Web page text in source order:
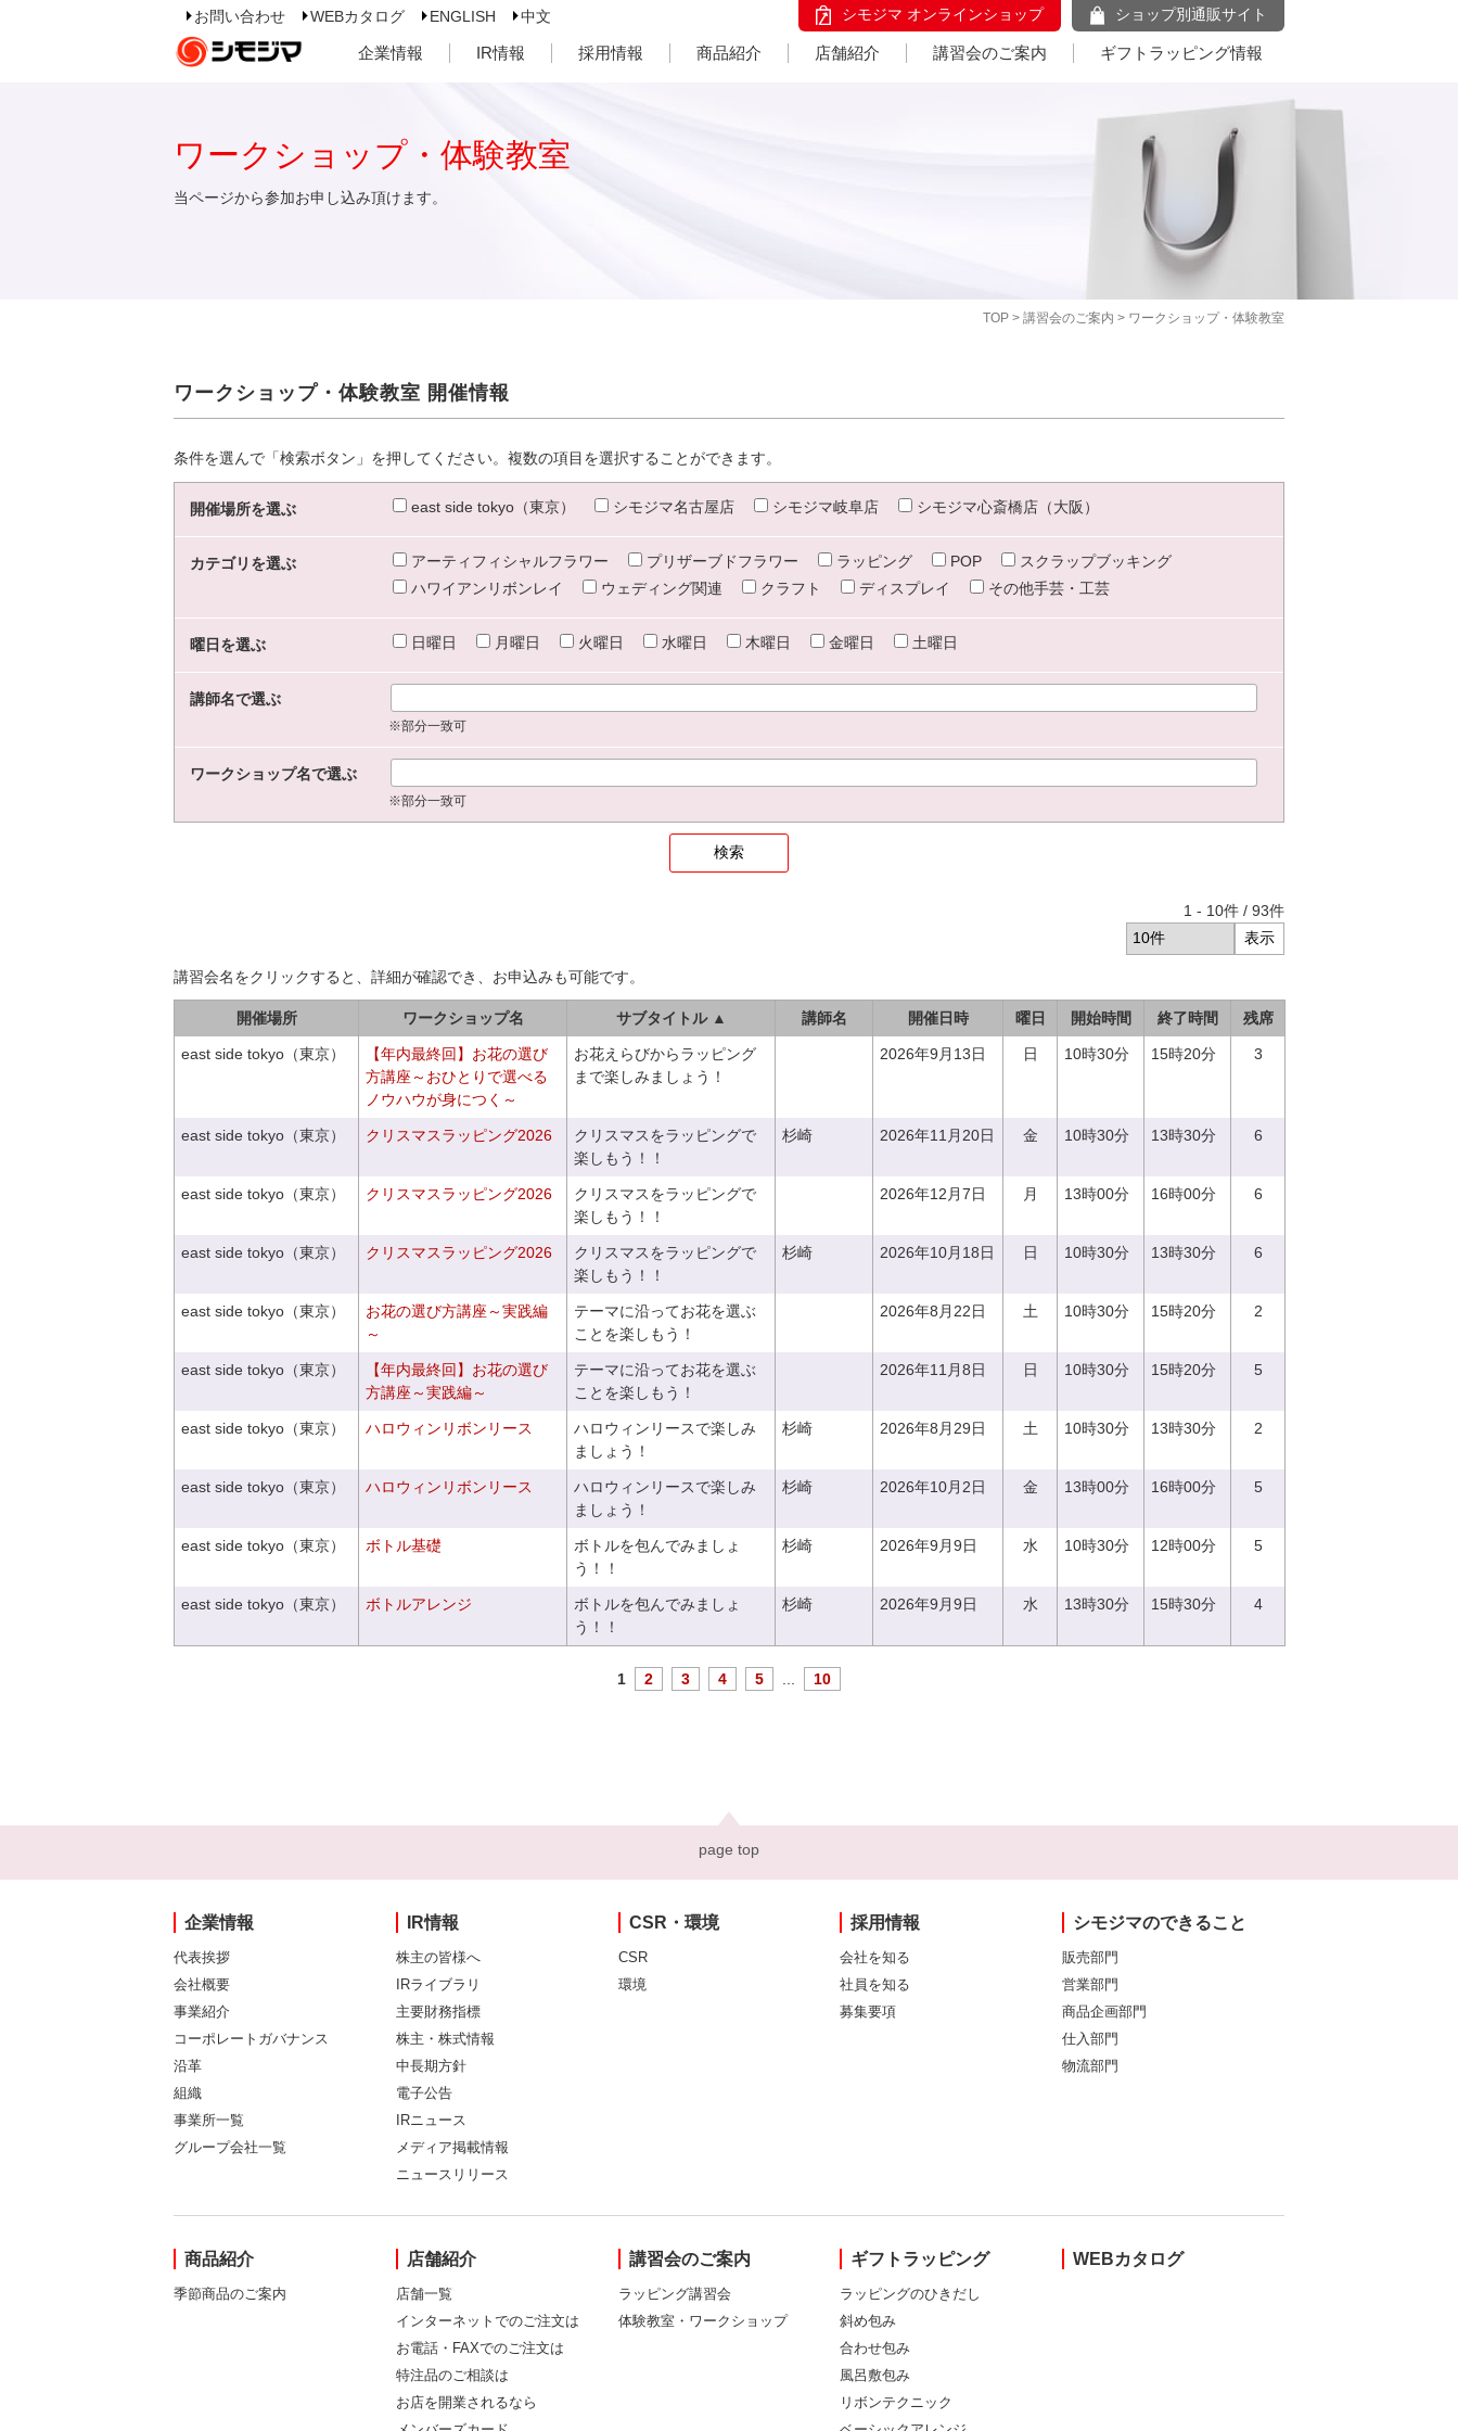
お問い合わせ WEBカタログ ENGLISH 中文 シモジマ オンラインショップ ショップ別通販サイト
企業情報 IR情報 採用情報 商品紹介 店舗紹介 講習会のご案内 ギフトラッピング情報
TOP > 講習会のご案内 > ワークショップ・体験教室
ワークショップ・体験教室
当ページから参加お申し込み頂けます。
ワークショップ・体験教室 開催情報
条件を選んで「検索ボタン」を押してください。複数の項目を選択することができます。
開催場所を選ぶ east side tokyo（東京） シモジマ名古屋店 シモジマ岐阜店 シモジマ心斎橋店（大阪）
カテゴリを選ぶ アーティフィシャルフラワー プリザーブドフラワー ラッピング POP
スクラップブッキング
ハワイアンリボンレイ
ウェディング関連 クラフト ディスプレイ その他手芸・工芸
曜日を選ぶ 日曜日 月曜日 火曜日 水曜日 木曜日 金曜日 土曜日
講師名で選ぶ
※部分一致可
ワークショップ名で選ぶ
※部分一致可
1 - 10件 / 93件
講習会名をクリックすると、詳細が確認でき、お申込みも可能です。
開催場所 ワークショップ名 サブタイトル ▲ 講師名 開催日時 曜日 開始時間 終了時間 残席
east side tokyo（東京）
【年内最終回】お花の選び
方講座～おひとりで選べる
ノウハウが身につく～
お花えらびからラッピング
まで楽しみましょう！
2026年9月13日 日 10時30分 15時20分 3
east side tokyo（東京） クリスマスラッピング2026
クリスマスをラッピングで
楽しもう！！
杉崎 2026年11月20日 金 10時30分 13時30分 6
east side tokyo（東京） クリスマスラッピング2026
クリスマスをラッピングで
楽しもう！！
2026年12月7日 月 13時00分 16時00分 6
east side tokyo（東京） クリスマスラッピング2026
クリスマスをラッピングで
楽しもう！！
杉崎 2026年10月18日 日 10時30分 13時30分 6
east side tokyo（東京）
お花の選び方講座～実践編
～
テーマに沿ってお花を選ぶ
ことを楽しもう！
2026年8月22日 土 10時30分 15時20分 2
east side tokyo（東京）
【年内最終回】お花の選び
方講座～実践編～
テーマに沿ってお花を選ぶ
ことを楽しもう！
2026年11月8日 日 10時30分 15時20分 5
east side tokyo（東京） ハロウィンリボンリース
ハロウィンリースで楽しみ
ましょう！
杉崎 2026年8月29日 土 10時30分 13時30分 2
east side tokyo（東京） ハロウィンリボンリース
ハロウィンリースで楽しみ
ましょう！
杉崎 2026年10月2日 金 13時00分 16時00分 5
east side tokyo（東京） ボトル基礎
ボトルを包んでみましょ
う！！
杉崎 2026年9月9日 水 10時30分 12時00分 5
east side tokyo（東京） ボトルアレンジ
ボトルを包んでみましょ
う！！
杉崎 2026年9月9日 水 13時30分 15時30分 4
1 2 3 4 5 10
page top
企業情報
代表挨拶
会社概要
事業紹介
コーポレートガバナンス
沿革
組織
事業所一覧
グループ会社一覧
IR情報
株主の皆様へ
IRライブラリ
主要財務指標
株主・株式情報
中長期方針
電子公告
IRニュース
メディア掲載情報
ニュースリリース
CSR・環境
CSR
環境
採用情報
会社を知る
社員を知る
募集要項
シモジマのできること
販売部門
営業部門
商品企画部門
仕入部門
物流部門
商品紹介
季節商品のご案内
店舗紹介
店舗一覧
インターネットでのご注文は
お電話・FAXでのご注文は
特注品のご相談は
お店を開業されるなら
講習会のご案内
ラッピング講習会
体験教室・ワークショップ
ギフトラッピング
ラッピングのひきだし
斜め包み
合わせ包み
風呂敷包み
リボンテクニック
WEBカタログ